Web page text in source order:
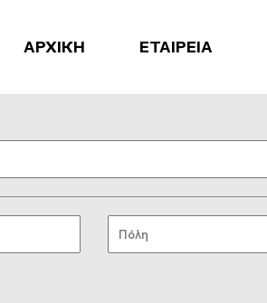
ΑΡΧΙΚΗ ΕΤΑΙΡΕΙΑ